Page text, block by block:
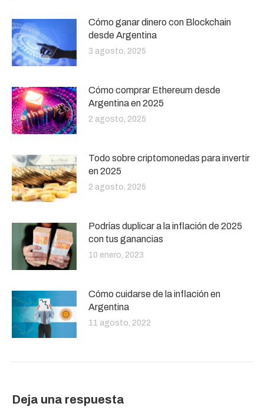
Cómo ganar dinero con Blockchain
desde Argentina
3 agosto, 2025
Cómo comprar Ethereum desde
Argentina en 2025
2 agosto, 2025
Todo sobre criptomonedas para invertir
en 2025
2 agosto, 2025
Podrías duplicar a la inflación de 2025
con tus ganancias
10 enero, 2023
Cómo cuidarse de la inflación en
Argentina
11 agosto, 2022
Deja una respuesta